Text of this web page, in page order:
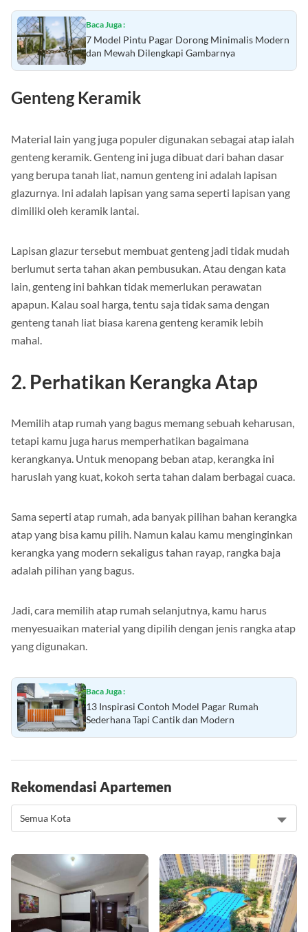
Baca Juga :
7 Model Pintu Pagar Dorong Minimalis Modern
dan Mewah Dilengkapi Gambarnya
Genteng Keramik
Material lain yang juga populer digunakan sebagai atap ialah
genteng keramik. Genteng ini juga dibuat dari bahan dasar
yang berupa tanah liat, namun genteng ini adalah lapisan
glazurnya. Ini adalah lapisan yang sama seperti lapisan yang
dimiliki oleh keramik lantai.
Lapisan glazur tersebut membuat genteng jadi tidak mudah
berlumut serta tahan akan pembusukan. Atau dengan kata
lain, genteng ini bahkan tidak memerlukan perawatan
apapun. Kalau soal harga, tentu saja tidak sama dengan
genteng tanah liat biasa karena genteng keramik lebih
mahal.
2. Perhatikan Kerangka Atap
Memilih atap rumah yang bagus memang sebuah keharusan,
tetapi kamu juga harus memperhatikan bagaimana
kerangkanya. Untuk menopang beban atap, kerangka ini
haruslah yang kuat, kokoh serta tahan dalam berbagai cuaca.
Sama seperti atap rumah, ada banyak pilihan bahan kerangka
atap yang bisa kamu pilih. Namun kalau kamu menginginkan
kerangka yang modern sekaligus tahan rayap, rangka baja
adalah pilihan yang bagus.
Jadi, cara memilih atap rumah selanjutnya, kamu harus
menyesuaikan material yang dipilih dengan jenis rangka atap
yang digunakan.
Baca Juga :
13 Inspirasi Contoh Model Pagar Rumah
Sederhana Tapi Cantik dan Modern
Rekomendasi Apartemen